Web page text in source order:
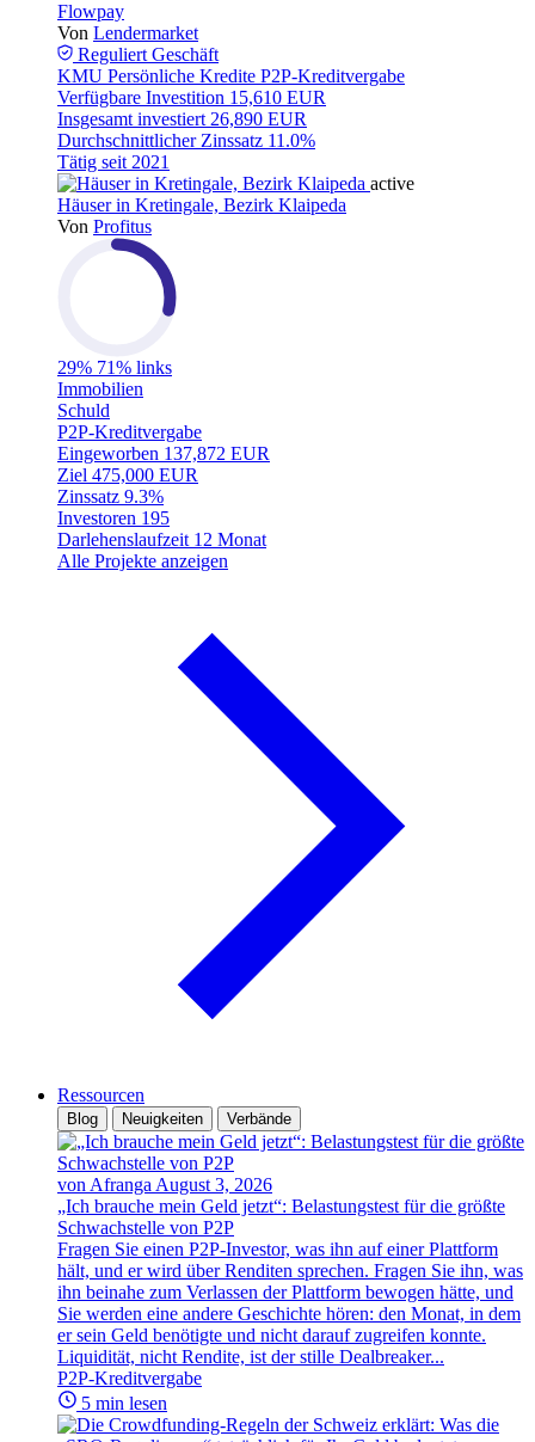
Flowpay
Von Lendermarket
Reguliert Geschäft
KMU Persönliche Kredite P2P-Kreditvergabe
Verfügbare Investition 15,610 EUR
Insgesamt investiert 26,890 EUR
Durchschnittlicher Zinssatz 11.0%
Tätig seit 2021
active
Häuser in Kretingale, Bezirk Klaipeda
Von Profitus
29% 71% links
Immobilien
Schuld
P2P-Kreditvergabe
Eingeworben 137,872 EUR
Ziel 475,000 EUR
Zinssatz 9.3%
Investoren 195
Darlehenslaufzeit 12 Monat
Alle Projekte anzeigen
Ressourcen
Blog Neuigkeiten Verbände
von Afranga August 3, 2026
„Ich brauche mein Geld jetzt“: Belastungstest für die größte
Schwachstelle von P2P
Fragen Sie einen P2P-Investor, was ihn auf einer Plattform
hält, und er wird über Renditen sprechen. Fragen Sie ihn, was
ihn beinahe zum Verlassen der Plattform bewogen hätte, und
Sie werden eine andere Geschichte hören: den Monat, in dem
er sein Geld benötigte und nicht darauf zugreifen konnte.
Liquidität, nicht Rendite, ist der stille Dealbreaker...
P2P-Kreditvergabe
5 min lesen